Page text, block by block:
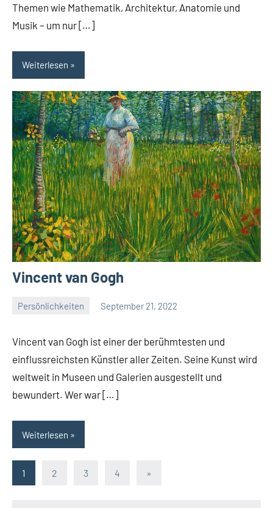
Themen wie Mathematik, Architektur, Anatomie und
Musik – um nur […]
Weiterlesen
Vincent van Gogh
Persönlichkeiten September 21, 2022
Vincent van Gogh ist einer der berühmtesten und
einflussreichsten Künstler aller Zeiten. Seine Kunst wird
weltweit in Museen und Galerien ausgestellt und
bewundert. Wer war […]
Weiterlesen
Seitennummerierung
1 2 3 4
Nächste
»